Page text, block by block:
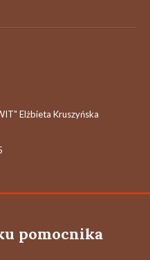
Elżbieta Kruszyńska
pomocnika